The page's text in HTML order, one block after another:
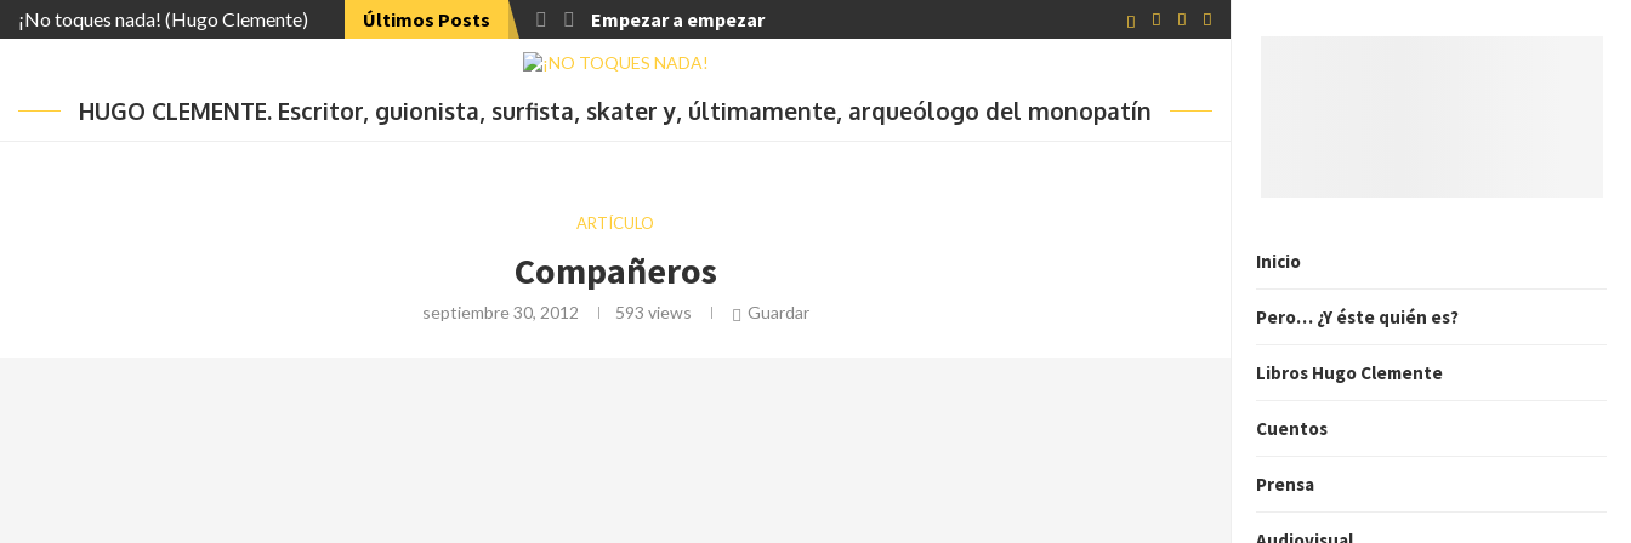
Inicio
Pero… ¿Y éste quién es?
Libros Hugo Clemente
Cuentos
Prensa
¡No toques nada! (Hugo Clemente) Últimos Posts Empezar a empezar
HUGO CLEMENTE. Escritor, guionista, surfista, skater y, últimamente, arqueólogo del monopatín
ARTÍCULO
Compañeros
septiembre 30, 2012 593 views Guardar